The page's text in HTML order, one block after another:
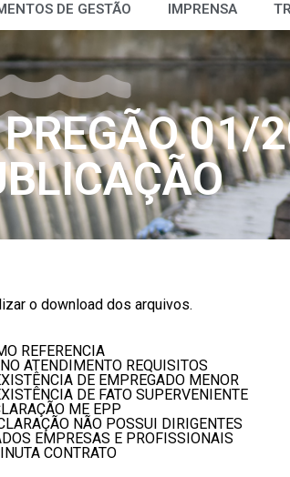
DE GESTÃO IMPRENSA
01/
o download dos arquivos.
REFERENCIA
ATENDIMENTO REQUISITOS
DE EMPREGADO MENOR
DE FATO SUPERVENIENTE
ME EPP
NÃO POSSUI DIRIGENTES
EMPRESAS E PROFISSIONAIS
CONTRATO